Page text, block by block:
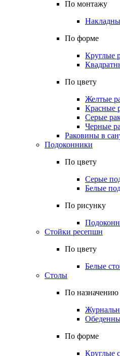
По монтажу
По форме
Круглые
По цвету
Желтые
Красные
Серые
Черные
Раковины в
Подоконники
По цвету
Серые
Белые
По рисунку
Стойки ресепшн
По цвету
Белые
Столы
По назначению
По форме
Круглые